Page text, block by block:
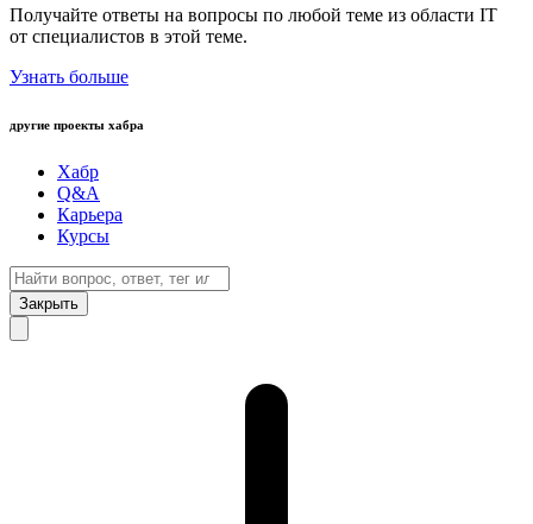
Получайте ответы на вопросы по любой теме из области IT
от специалистов в этой теме.
Узнать больше
другие проекты хабра
Хабр
Q&A
Карьера
Курсы
Закрыть